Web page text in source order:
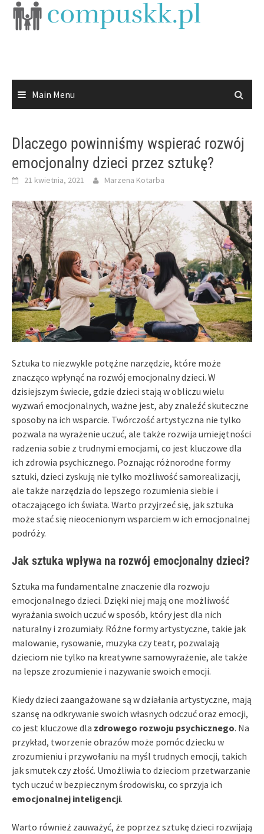
Skip
Main Menu
Dlaczego powinniśmy wspierać rozwój
emocjonalny dzieci przez sztukę?
21 kwietnia, 2021 Marzena Kotarba
Sztuka to niezwykle potężne narzędzie, które może
znacząco wpłynąć na rozwój emocjonalny dzieci. W
dzisiejszym świecie, gdzie dzieci stają w obliczu wielu
wyzwań emocjonalnych, ważne jest, aby znaleźć skuteczne
sposoby na ich wsparcie. Twórczość artystyczna nie tylko
pozwala na wyrażenie uczuć, ale także rozwija umiejętności
radzenia sobie z trudnymi emocjami, co jest kluczowe dla
ich zdrowia psychicznego. Poznając różnorodne formy
sztuki, dzieci zyskują nie tylko możliwość samorealizacji,
ale także narzędzia do lepszego rozumienia siebie i
otaczającego ich świata. Warto przyjrzeć się, jak sztuka
może stać się nieocenionym wsparciem w ich emocjonalnej
podróży.
Jak sztuka wpływa na rozwój emocjonalny dzieci?
Sztuka ma fundamentalne znaczenie dla rozwoju
emocjonalnego dzieci. Dzięki niej mają one możliwość
wyrażania swoich uczuć w sposób, który jest dla nich
naturalny i zrozumiały. Różne formy artystyczne, takie jak
malowanie, rysowanie, muzyka czy teatr, pozwalają
dzieciom nie tylko na kreatywne samowyrażenie, ale także
na lepsze zrozumienie i nazywanie swoich emocji.
Kiedy dzieci zaangażowane są w działania artystyczne, mają
szansę na odkrywanie swoich własnych odczuć oraz emocji,
co jest kluczowe dla zdrowego rozwoju psychicznego. Na
przykład, tworzenie obrazów może pomóc dziecku w
zrozumieniu i przywołaniu na myśl trudnych emocji, takich
jak smutek czy złość. Umożliwia to dzieciom przetwarzanie
tych uczuć w bezpiecznym środowisku, co sprzyja ich
emocjonalnej inteligencji.
Warto również zauważyć, że poprzez sztukę dzieci rozwijają